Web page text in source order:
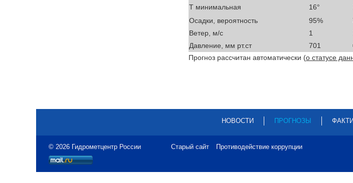
T минимальная 16°
Осадки, вероятность
95%
Ветер, м/с
1
Давление, мм рт.ст
701
Прогноз рассчитан автоматически (о статусе
НОВОСТИ ПРОГНОЗЫ
© 2026 Гидрометцентр России Старый сайт Противодействие коррупции